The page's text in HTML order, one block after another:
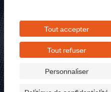
Tout accepter
Tout refuser
Personnaliser